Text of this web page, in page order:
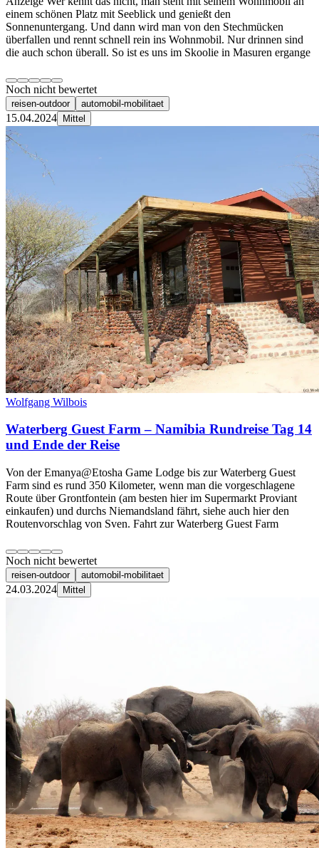
einem schönen Platz mit Seeblick und genießt den
Sonnenuntergang. Und dann wird man von den Stechmücken
überfallen und rennt schnell rein ins Wohnmobil. Nur drinnen sind
die auch schon überall. So ist es uns im Skoolie in Masuren ergange
Noch nicht bewertet
reisen-outdoor automobil-mobilitaet
15.04.2024 Mittel
Wolfgang Wilbois
Waterberg Guest Farm – Namibia Rundreise Tag 14
und Ende der Reise
Von der Emanya@Etosha Game Lodge bis zur Waterberg Guest
Farm sind es rund 350 Kilometer, wenn man die vorgeschlagene
Route über Grontfontein (am besten hier im Supermarkt Proviant
einkaufen) und durchs Niemandsland fährt, siehe auch hier den
Routenvorschlag von Sven. Fahrt zur Waterberg Guest Farm
Noch nicht bewertet
reisen-outdoor automobil-mobilitaet
24.03.2024 Mittel